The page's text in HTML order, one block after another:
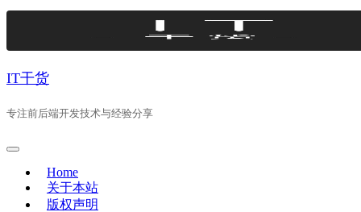
Skip
IT干货
专注前后端开发技术与经验分享
Home
关于本站
版权声明